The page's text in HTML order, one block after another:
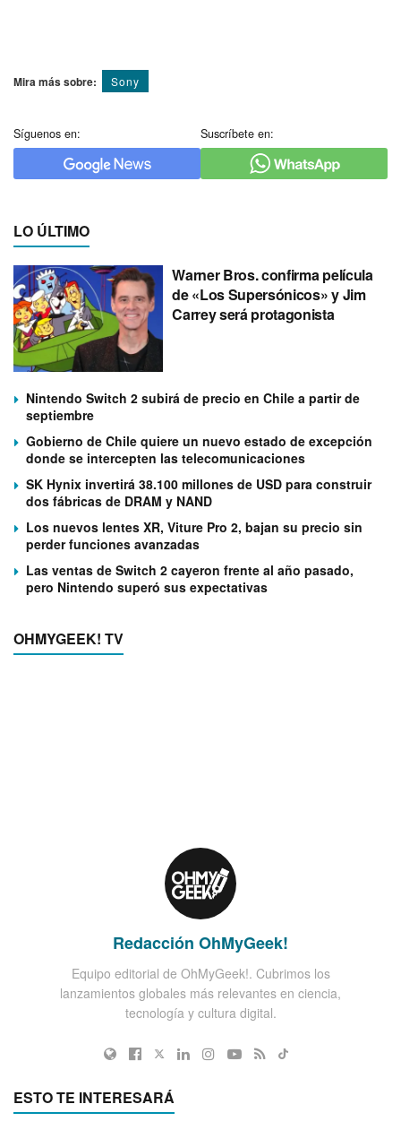
Mira más sobre: Sony
Síguenos en: Suscríbete en:
LO ÚLTIMO
Warner Bros. confirma película
de «Los Supersónicos» y Jim
Carrey será protagonista
Nintendo Switch 2 subirá de precio en Chile a partir de
septiembre
Gobierno de Chile quiere un nuevo estado de excepción
donde se intercepten las telecomunicaciones
SK Hynix invertirá 38.100 millones de USD para construir
dos fábricas de DRAM y NAND
Los nuevos lentes XR, Viture Pro 2, bajan su precio sin
perder funciones avanzadas
Las ventas de Switch 2 cayeron frente al año pasado,
pero Nintendo superó sus expectativas
OHMYGEEK! TV
Redacción OhMyGeek!
Equipo editorial de OhMyGeek!. Cubrimos los
lanzamientos globales más relevantes en ciencia,
tecnología y cultura digital.
ESTO TE INTERESARÁ